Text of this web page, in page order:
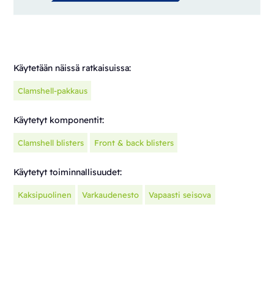
Käytetään näissä ratkaisuissa:
Clamshell-pakkaus
Käytetyt komponentit:
Clamshell blisters Front & back blisters
Käytetyt toiminnallisuudet:
Kaksipuolinen Varkaudenesto Vapaasti seisova